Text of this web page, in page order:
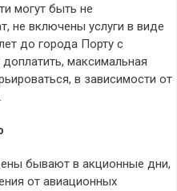
могут быть не
не включены услуги в виде
до города Порту с
максимальная
в зависимости от
бывают в акционные дни,
от авиационных